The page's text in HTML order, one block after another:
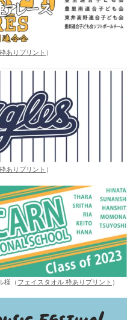
ありプリント ）
ありプリント ）
様（ フェイスタオル 枠ありプリント ）